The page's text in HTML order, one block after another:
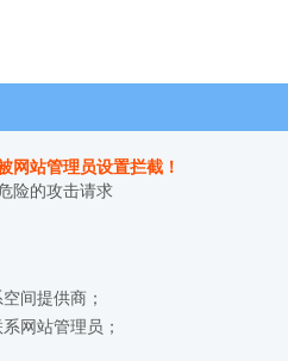
网站管理员设置拦截！
险的攻击请求
间提供商；
网站管理员；